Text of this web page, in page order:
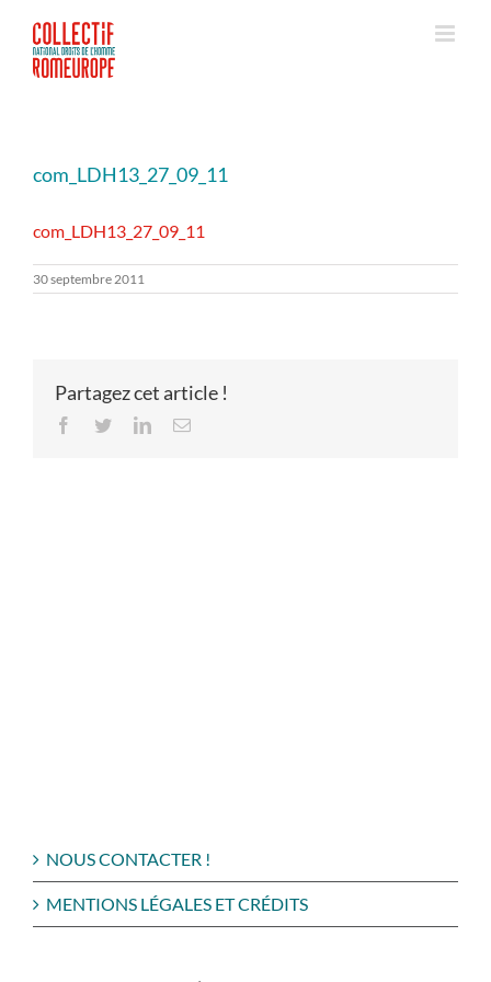
contenu
com_LDH13_27_09_11
com_LDH13_27_09_11
30 septembre 2011
Partagez cet article !
Facebook
TwitterLinkedInEmail
NOUS CONTACTER !
MENTIONS LÉGALES ET CRÉDITS